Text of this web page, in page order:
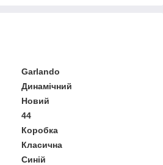
Garlando
Динамічний
Новий
44
Коробка
Класична
Синій